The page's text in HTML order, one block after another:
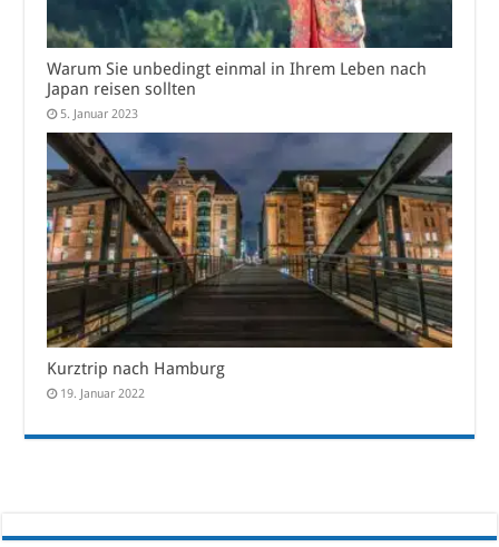
Warum Sie unbedingt einmal in Ihrem Leben nach
Japan reisen sollten
5. Januar 2023
Kurztrip nach Hamburg
19. Januar 2022